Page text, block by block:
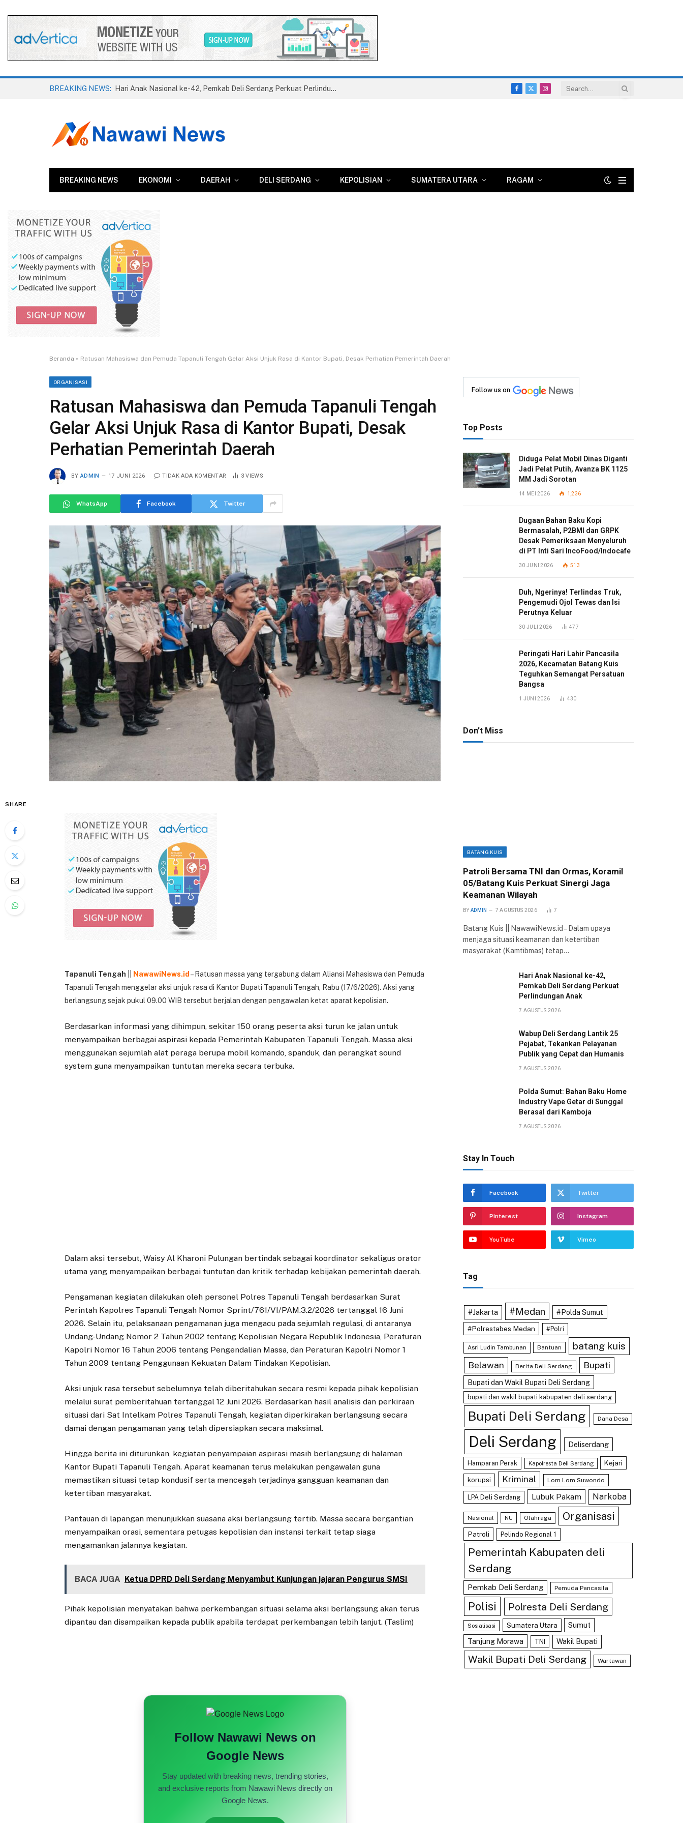
BREAKING NEWS: Hari Anak Nasional ke-42, Pemkab Deli Serdang Perkuat Perlindungan Anak
Facebook
X
Instagram
BREAKING NEWS EKONOMI DAERAH DELI SERDANG KEPOLISIAN SUMATERA UTARA RAGAM
Beranda » Ratusan Mahasiswa dan Pemuda Tapanuli Tengah Gelar Aksi Unjuk Rasa di Kantor Bupati, Desak Perhatian Pemerintah Daerah
ORGANISASI
Ratusan Mahasiswa dan Pemuda Tapanuli Tengah
Gelar Aksi Unjuk Rasa di Kantor Bupati, Desak
Perhatian Pemerintah Daerah
BY ADMIN 17 JUNI 2026 TIDAK ADA KOMENTAR 3VIEWS
WhatsApp Facebook Twitter
SHARE
Tapanuli Tengah NawawiNews.id – Ratusan massa yang tergabung dalam Aliansi Mahasiswa dan Pemuda
Tapanuli Tengah menggelar aksi unjuk rasa di Kantor Bupati Tapanuli Tengah, Rabu (17/6/2026). Aksi yang
berlangsung sejak pukul 09.00 WIB tersebut berjalan dengan pengawalan ketat aparat kepolisian.
Berdasarkan informasi yang dihimpun, sekitar 150 orang peserta aksi turun ke jalan untuk
menyampaikan berbagai aspirasi kepada Pemerintah Kabupaten Tapanuli Tengah. Massa aksi
menggunakan sejumlah alat peraga berupa mobil komando, spanduk, dan perangkat sound
system guna menyampaikan tuntutan mereka secara terbuka.
Dalam aksi tersebut, Waisy Al Kharoni Pulungan bertindak sebagai koordinator sekaligus orator
utama yang menyampaikan berbagai tuntutan dan kritik terhadap kebijakan pemerintah daerah.
Pengamanan kegiatan dilakukan oleh personel Polres Tapanuli Tengah berdasarkan Surat
Perintah Kapolres Tapanuli Tengah Nomor Sprint/761/VI/PAM.3.2/2026 tertanggal 16 Juni
2026. Selain itu, pelaksanaan pengamanan juga mengacu pada sejumlah regulasi, di antaranya
Undang-Undang Nomor 2 Tahun 2002 tentang Kepolisian Negara Republik Indonesia, Peraturan
Kapolri Nomor 16 Tahun 2006 tentang Pengendalian Massa, dan Peraturan Kapolri Nomor 1
Tahun 2009 tentang Penggunaan Kekuatan Dalam Tindakan Kepolisian.
Aksi unjuk rasa tersebut sebelumnya telah diberitahukan secara resmi kepada pihak kepolisian
melalui surat pemberitahuan tertanggal 12 Juni 2026. Berdasarkan hasil analisis dan perkiraan
situasi dari Sat Intelkam Polres Tapanuli Tengah, kegiatan diperkirakan berlangsung secara
damai dengan pengamanan yang telah dipersiapkan secara maksimal.
Hingga berita ini diturunkan, kegiatan penyampaian aspirasi masih berlangsung di halaman
Kantor Bupati Tapanuli Tengah. Aparat keamanan terus melakukan pengawalan guna
memastikan situasi tetap kondusif serta mencegah terjadinya gangguan keamanan dan
ketertiban masyarakat.
Pantauan di lapangan menunjukkan suasana aksi berlangsung tertib. Massa secara bergantian
menyampaikan orasi, sementara petugas kepolisian dan instansi terkait tetap siaga
mengamankan jalannya kegiatan.
BACA JUGA Ketua DPRD Deli Serdang Menyambut Kunjungan jajaran Pengurus SMSI
Pihak kepolisian menyatakan bahwa perkembangan situasi selama aksi berlangsung akan terus
dipantau dan disampaikan kepada publik apabila terdapat perkembangan lebih lanjut. (Taslim)
Follow Nawawi News on
Google News
Stay updated with breaking news, trending stories,
and exclusive reports from Nawawi News directly on
Google News.
Follow us on
Top Posts
Diduga Pelat Mobil Dinas Diganti
Jadi Pelat Putih, Avanza BK 1125
MM Jadi Sorotan
14 MEI 2026 1,236
Dugaan Bahan Baku Kopi
Bermasalah, P2BMI dan GRPK
Desak Pemeriksaan Menyeluruh
di PT Inti Sari IncoFood/Indocafe
30 JUNI 2026 513
Duh, Ngerinya! Terlindas Truk,
Pengemudi Ojol Tewas dan Isi
Perutnya Keluar
30 JULI 2026 477
Peringati Hari Lahir Pancasila
2026, Kecamatan Batang Kuis
Teguhkan Semangat Persatuan
Bangsa
1 JUNI 2026 430
Don't Miss
BATANG KUIS
Patroli Bersama TNI dan Ormas, Koramil
05/Batang Kuis Perkuat Sinergi Jaga
Keamanan Wilayah
BY ADMIN 7 AGUSTUS 2026 7
Batang Kuis || NawawiNews.id – Dalam upaya
menjaga situasi keamanan dan ketertiban
masyarakat (Kamtibmas) tetap…
Hari Anak Nasional ke-42,
Pemkab Deli Serdang Perkuat
Perlindungan Anak
7 AGUSTUS 2026
Wabup Deli Serdang Lantik 25
Pejabat, Tekankan Pelayanan
Publik yang Cepat dan Humanis
7 AGUSTUS 2026
Polda Sumut: Bahan Baku Home
Industry Vape Getar di Sunggal
Berasal dari Kamboja
7 AGUSTUS 2026
Stay In Touch
Facebook Twitter
Pinterest Instagram
YouTube Vimeo
Tag
#Jakarta #Medan #Polda Sumut
#Polrestabes Medan #Polri
Asri Ludin Tambunan Bantuan batang kuis
Belawan Berita Deli Serdang Bupati
Bupati dan Wakil Bupati Deli Serdang
bupati dan wakil bupati kabupaten deli serdang
Bupati Deli Serdang Dana Desa
Deli Serdang Deliserdang
Hamparan Perak Kapolresta Deli Serdang Kejari
korupsi Kriminal Lom Lom Suwondo
LPA Deli Serdang Lubuk Pakam Narkoba
Nasional NU Olahraga Organisasi
Patroli Pelindo Regional 1
Pemerintah Kabupaten deli
Serdang
Pemkab Deli Serdang Pemuda Pancasila
Polisi Polresta Deli Serdang
Sosialisasi Sumatera Utara
Sumut
Tanjung Morawa
TNI Wakil Bupati
Wakil Bupati Deli Serdang Wartawan